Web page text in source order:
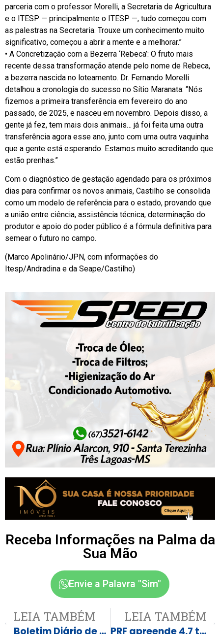
parceria com o professor Morelli, a Secretaria de Agricultura
e o ITESP — principalmente o ITESP —, tudo começou com
as palestras na Secretaria. Trouxe um conhecimento muito
significativo, começou a abrir a mente e a melhorar.”
• A Concretização com a Bezerra ‘Rebeca’: O fruto mais
recente dessa transformação atende pelo nome de Rebeca,
a bezerra nascida no loteamento. Dr. Fernando Morelli
detalhou a cronologia do sucesso no Sítio Maranata: “Nós
fizemos a primeira transferência em fevereiro do ano
passado, de 2025, e nasceu em novembro. Depois disso, a
gente já fez, tem mais dois animais… já foi feita uma outra
transferência agora esse ano, junto com uma outra vaquinha
que a gente está esperando. Estamos muito acreditando que
estão prenhas.”
Com o diagnóstico de gestação agendado para os próximos
dias para confirmar os novos animais, Castilho se consolida
como um modelo de referência para o estado, provando que
a união entre ciência, assistência técnica, determinação do
produtor e apoio do poder público é a fórmula definitiva para
semear o futuro no campo.
(Marco Apolinário/JPN, com informações do
Itesp/Andradina e da Seape/Castilho)
Receba Informações na Palma da
Sua Mão
Envie a Palavra "Sim"
LEIA TAMBÉM
Boletim Diário de Transporte Sanitário – Segunda-feira, 01 de Junho de 2026
LEIA TAMBÉM
PRF apreende 4,7 toneladas de maconha em Três Lagoas (MS)